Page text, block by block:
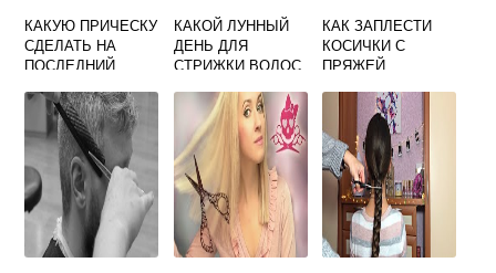
КАКУЮ ПРИЧЕСКУ
СДЕЛАТЬ НА
ПОСЛЕДНИЙ
КАКОЙ ЛУННЫЙ
ДЕНЬ ДЛЯ
СТРИЖКИ ВОЛОС
КАК ЗАПЛЕСТИ
КОСИЧКИ С
ПРЯЖЕЙ